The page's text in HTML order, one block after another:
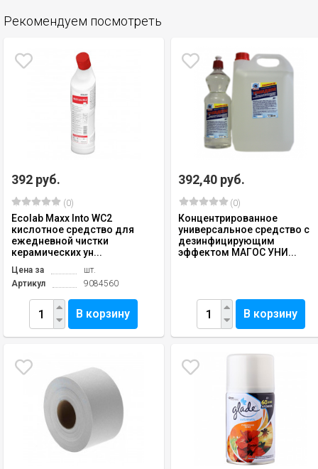
Рекомендуем посмотреть
392 руб.
(0)
Ecolab Maxx Into WC2
кислотное средство для
ежедневной чистки
керамических ун...
Цена за
шт.
Артикул
9084560
В корзину
392,40 руб.
(0)
Концентрированное
универсальное средство с
дезинфицирующим
эффектом МАГОС УНИ...
В корзину